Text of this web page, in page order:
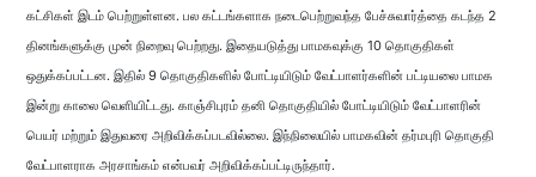
கட்சிகள் இடம் பெற்றுள்ளன. பல கட்டங்களாக நடைபெற்றுவந்த பேச்சுவார்த்தை கடந்த 2
தினங்களுக்கு முன் நிறைவு பெற்றது. இதையடுத்து பாமகவுக்கு 10 தொகுதிகள்
ஒதுக்கப்பட்டன. இதில் 9 தொகுதிகளில் போட்டியிடும் வேட்பாளர்களின் பட்டியலை பாமக
இன்று காலை வெளியிட்டது. காஞ்சிபுரம் தனி தொகுதியில் போட்டியிடும் வேட்பாளரின்
பெயர் மற்றும் இதுவரை அறிவிக்கப்படவில்லை. இந்நிலையில் பாமகவின் தர்மபுரி தொகுதி
வேட்பாளராக அரசாங்கம் என்பவர் அறிவிக்கப்பட்டிருந்தார்.